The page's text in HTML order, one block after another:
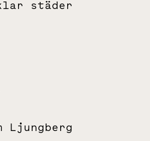
städer
Ljungberg